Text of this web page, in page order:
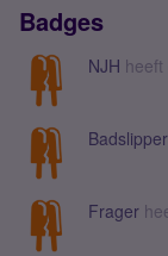
Badges
NJH
Frager